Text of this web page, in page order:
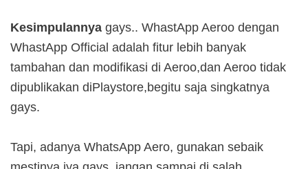
Kesimpulannya gays.. WhastApp Aeroo dengan
WhastApp Official adalah fitur lebih banyak
tambahan dan modifikasi di Aeroo,dan Aeroo tidak
dipublikakan diPlaystore,begitu saja singkatnya
gays.
Tapi, adanya WhatsApp Aero, gunakan sebaik